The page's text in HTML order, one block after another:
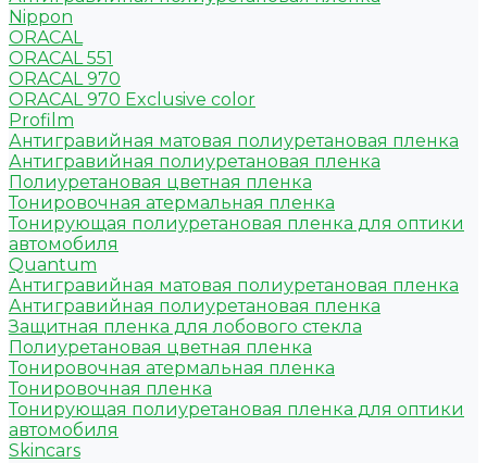
Nippon
ORACAL
ORACAL 551
ORACAL 970
ORACAL 970 Exclusive color
Profilm
Антигравийная матовая полиуретановая пленка
Антигравийная полиуретановая пленка
Полиуретановая цветная пленка
Тонировочная атермальная пленка
Тонирующая полиуретановая пленка для оптики
автомобиля
Quantum
Антигравийная матовая полиуретановая пленка
Антигравийная полиуретановая пленка
Защитная пленка для лобового стекла
Полиуретановая цветная пленка
Тонировочная атермальная пленка
Тонировочная пленка
Тонирующая полиуретановая пленка для оптики
автомобиля
Skincars